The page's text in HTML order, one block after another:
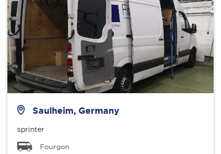
Saulheim, Germany
sprinter
Fourgon